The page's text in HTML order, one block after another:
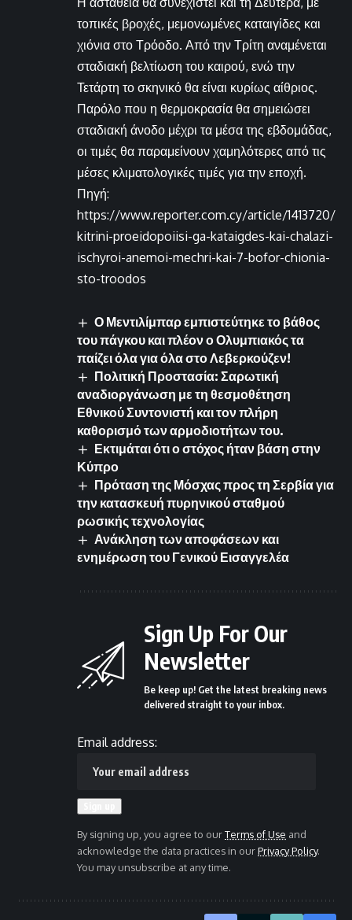
τοπικές βροχές, μεμονωμένες καταιγίδες και
χιόνια στο Τρόοδο. Από την Τρίτη αναμένεται
σταδιακή βελτίωση του καιρού, ενώ την
Τετάρτη το σκηνικό θα είναι κυρίως αίθριος.
Παρόλο που η θερμοκρασία θα σημειώσει
σταδιακή άνοδο μέχρι τα μέσα της εβδομάδας,
οι τιμές θα παραμείνουν χαμηλότερες από τις
μέσες κλιματολογικές τιμές για την εποχή.
Πηγή:
https://www.reporter.com.cy/article/1413720/
kitrini-proeidopoiisi-ga-kataigdes-kai-chalazi-
ischyroi-anemoi-mechri-kai-7-bofor-chionia-
sto-troodos
Ο Μεντιλίμπαρ εμπιστεύτηκε το βάθος
του πάγκου και πλέον ο Ολυμπιακός τα
παίζει όλα για όλα στο Λεβερκούζεν!
Πολιτική Προστασία: Σαρωτική
αναδιοργάνωση με τη θεσμοθέτηση
Εθνικού Συντονιστή και τον πλήρη
καθορισμό των αρμοδιοτήτων του.
Εκτιμάται ότι ο στόχος ήταν βάση στην
Κύπρο
Πρόταση της Μόσχας προς τη Σερβία για
την κατασκευή πυρηνικού σταθμού
ρωσικής τεχνολογίας
Ανάκληση των αποφάσεων και
ενημέρωση του Γενικού Εισαγγελέα
Sign Up For Our
Newsletter
Be keep up! Get the latest breaking news
delivered straight to your inbox.
Email address:
By signing up, you agree to ourTerms of Use and
acknowledge the data practices in ourPrivacy Policy.
You may unsubscribe at any time.